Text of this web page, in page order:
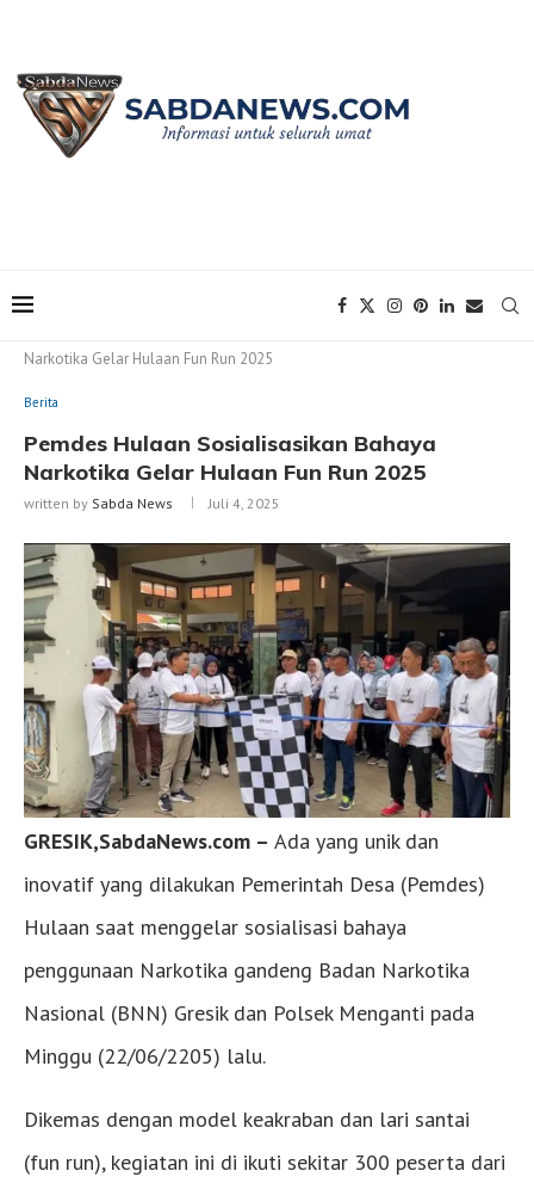
Narkotika Gelar Hulaan Fun Run 2025
Berita
Pemdes Hulaan Sosialisasikan Bahaya
Narkotika Gelar Hulaan Fun Run 2025
written by Sabda News Juli 4, 2025
GRESIK,SabdaNews.com – Ada yang unik dan
inovatif yang dilakukan Pemerintah Desa (Pemdes)
Hulaan saat menggelar sosialisasi bahaya
penggunaan Narkotika gandeng Badan Narkotika
Nasional (BNN) Gresik dan Polsek Menganti pada
Minggu (22/06/2205) lalu.
Dikemas dengan model keakraban dan lari santai
(fun run), kegiatan ini di ikuti sekitar 300 peserta dari